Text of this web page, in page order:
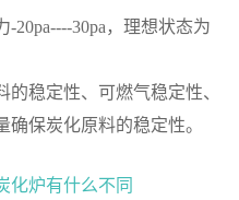
20pa----30pa，理想状态为
稳定性、可燃气稳定性、
保炭化原料的稳定性。
化炉有什么不同